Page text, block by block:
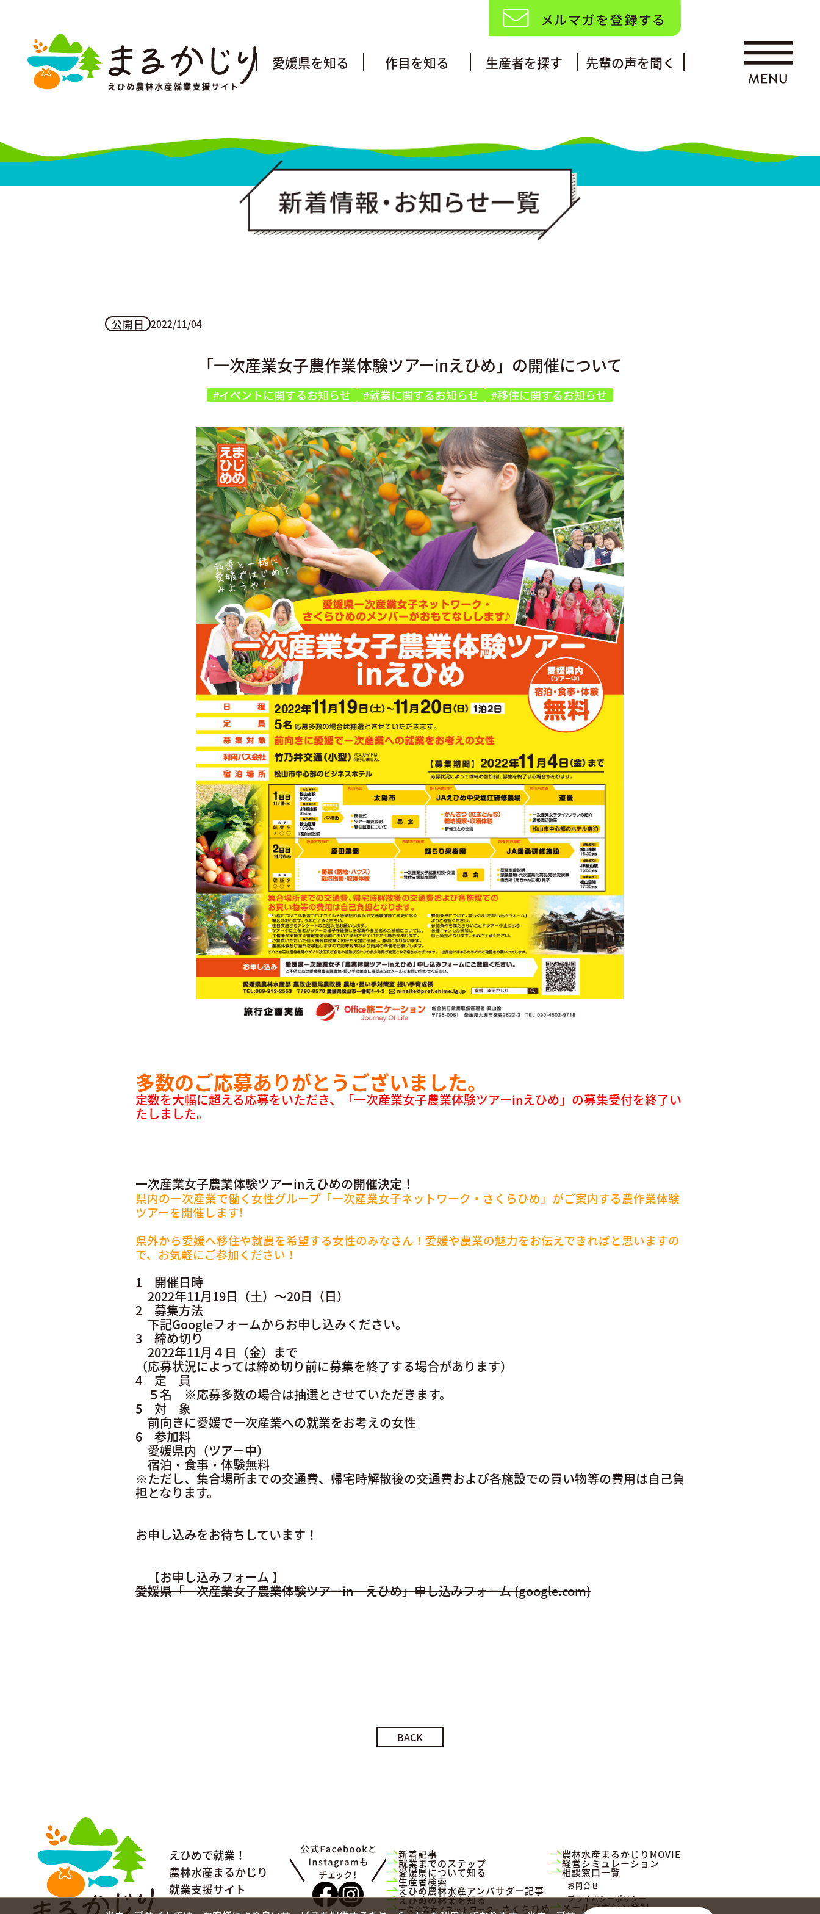
愛媛県を知る 作目を知る 生産者を探す 先輩の声を聞く
公開日 2022/11/04
「一次産業女子農作業体験ツアーinえひめ」の開催について
#イベントに関するお知らせ #就業に関するお知らせ #移住に関するお知らせ
多数のご応募ありがとうございました。
定数を大幅に超える応募をいただき、「一次産業女子農業体験ツアーinえひめ」の募集受付を終了い
たしました。
一次産業女子農業体験ツアーinえひめの開催決定！
県内の一次産業で働く女性グループ「一次産業女子ネットワーク・さくらひめ」がご案内する農作業体験
ツアーを開催します!
県外から愛媛へ移住や就農を希望する女性のみなさん！愛媛や農業の魅力をお伝えできればと思いますの
で、お気軽にご参加ください！
1 開催日時
2022年11月19日（土）～20日（日）
2 募集方法
下記Googleフォームからお申し込みください。
3 締め切り
2022年11月４日（金）まで
（応募状況によっては締め切り前に募集を終了する場合があります）
4 定 員
５名 ※応募多数の場合は抽選とさせていただきます。
5 対 象
前向きに愛媛で一次産業への就業をお考えの女性
6 参加料
愛媛県内（ツアー中）
宿泊・食事・体験無料
※ただし、集合場所までの交通費、帰宅時解散後の交通費および各施設での買い物等の費用は自己負
担となります。
お申し込みをお待ちしています！
【お申し込みフォーム 】
愛媛県「一次産業女子農業体験ツアーin えひめ」申し込みフォーム (google.com)
BACK
えひめで就業！
農林水産まるかじり
就業支援サイト
新着記事
就業までのステップ
愛媛県について知る
生産者検索
えひめ農林水産アンバサダー記事
えひめの林業を知る
一次産業女子ネットワーク・ さくらひめ
農林水産まるかじりMOVIE
経営シミュレーション
相談窓口一覧
お問合せ
プライバシーポリシー
メールマガジン登録